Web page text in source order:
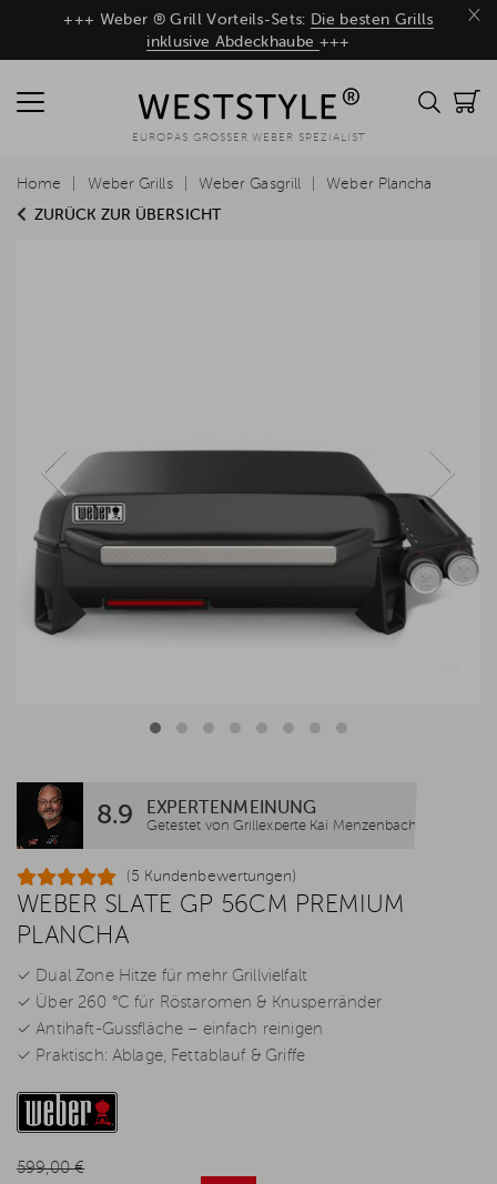
×
+++ Weber ® Grill Vorteils-Sets: Die besten Grills
inklusive Abdeckhaube +++
EUROPAS GROSSER WEBER SPEZIALIST
ZURÜCK ZUR ÜBERSICHT
Home Weber Grills Weber Gasgrill Weber Plancha
8.9 EXPERTENMEINUNG
Getestet von Grillexperte Kai Menzenbach
(5 Kundenbewertungen)
WEBER SLATE GP 56CM PREMIUM
PLANCHA
✓ Dual Zone Hitze für mehr Grillvielfalt
✓ Über 260 °C für Röstaromen & Knusperränder
✓ Antihaft-Gussfläche – einfach reinigen
✓ Praktisch: Ablage, Fettablauf & Griffe
599,00 €